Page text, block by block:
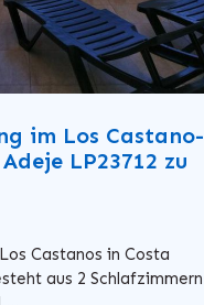
im Los Castano-
LP23712 zu
Castanos in Costa
aus 2 Schlafzimmern